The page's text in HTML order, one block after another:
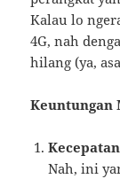
Kalau lo
4G, nah
hilang (ya,
Keuntungan
Nah, ini